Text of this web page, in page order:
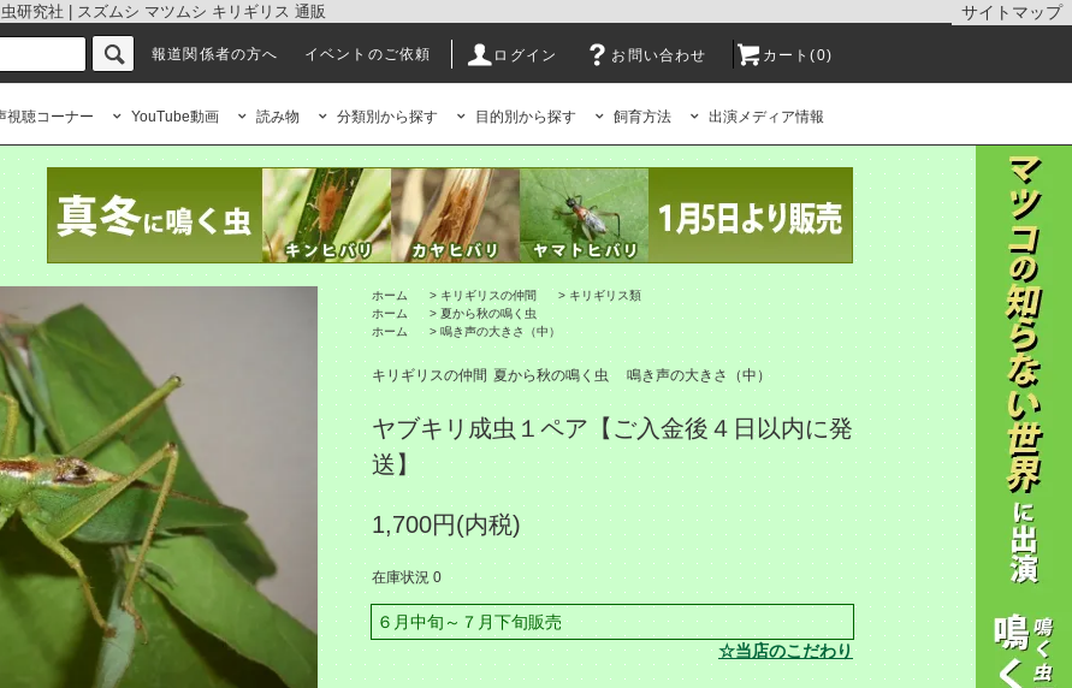
研究社 | スズムシ マツムシ キリギリス 通販 サイトマップ
ログイン お問い合わせ カート(0)
報道関係者の方へ イベントのご依頼
視聴コーナー YouTube動画 読み物 分類別から探す 目的別から探す 飼育方法 出演メディア情報
ホーム > キリギリスの仲間 > キリギリス類
ホーム
> 夏から秋の鳴く虫
ホーム
>鳴き声の大きさ（中）
キリギリスの仲間 夏から秋の鳴く虫 鳴き声の大きさ（中）
ヤブキリ成虫１ペア【ご入金後４日以内に発
送】
1,700円(内税)
在庫状況 0
６月中旬～７月下旬販売
☆当店のこだわり